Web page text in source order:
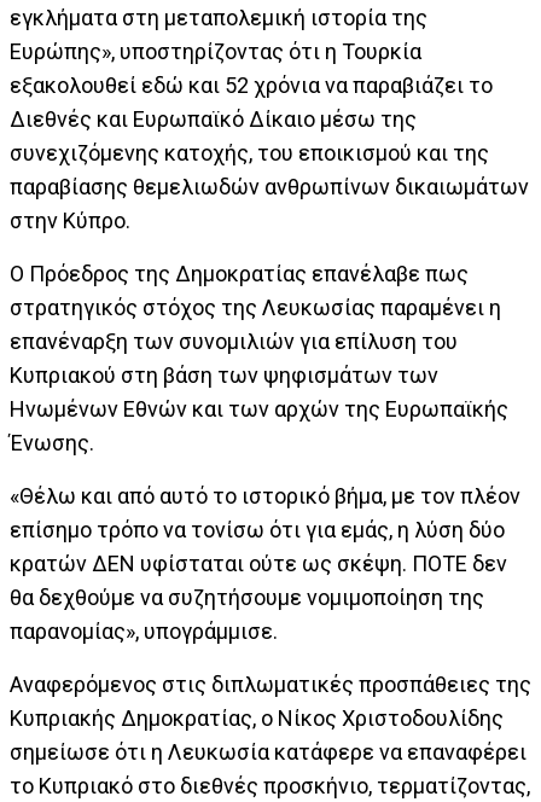
εγκλήματα στη μεταπολεμική ιστορία της
Ευρώπης», υποστηρίζοντας ότι η Τουρκία
εξακολουθεί εδώ και 52 χρόνια να παραβιάζει το
Διεθνές και Ευρωπαϊκό Δίκαιο μέσω της
συνεχιζόμενης κατοχής, του εποικισμού και της
παραβίασης θεμελιωδών ανθρωπίνων δικαιωμάτων
στην Κύπρο.
Ο Πρόεδρος της Δημοκρατίας επανέλαβε πως
στρατηγικός στόχος της Λευκωσίας παραμένει η
επανέναρξη των συνομιλιών για επίλυση του
Κυπριακού στη βάση των ψηφισμάτων των
Ηνωμένων Εθνών και των αρχών της Ευρωπαϊκής
Ένωσης.
«Θέλω και από αυτό το ιστορικό βήμα, με τον πλέον
επίσημο τρόπο να τονίσω ότι για εμάς, η λύση δύο
κρατών ΔΕΝ υφίσταται ούτε ως σκέψη. ΠΟΤΕ δεν
θα δεχθούμε να συζητήσουμε νομιμοποίηση της
παρανομίας», υπογράμμισε.
Αναφερόμενος στις διπλωματικές προσπάθειες της
Κυπριακής Δημοκρατίας, ο Νίκος Χριστοδουλίδης
σημείωσε ότι η Λευκωσία κατάφερε να επαναφέρει
το Κυπριακό στο διεθνές προσκήνιο, τερματίζοντας,